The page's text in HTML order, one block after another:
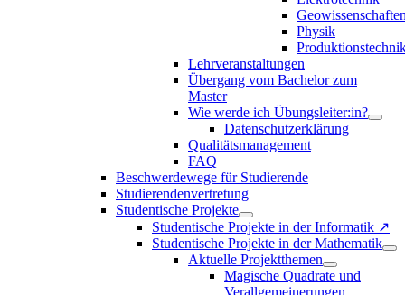
Physik
Lehrveranstaltungen
Übergang vom Bachelor zum
Master
Wie werde ich Übungsleiter:in?
Datenschutzerklärung
Qualitätsmanagement
FAQ
Beschwerdewege für Studierende
Studierendenvertretung
Studentische Projekte
Studentische Projekte in der Informatik ↗
Studentische Projekte in der Mathematik
Aktuelle Projektthemen
Magische Quadrate und
Verallgemeinerungen